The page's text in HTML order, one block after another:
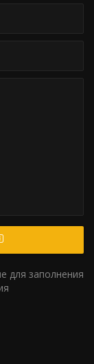
для заполнения